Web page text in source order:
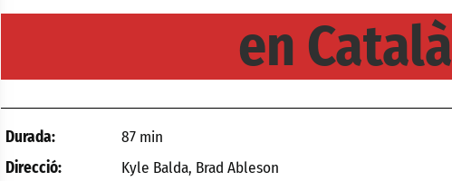
en Català
Durada:
87 min
Direcció:
Kyle Balda, Brad Ableson